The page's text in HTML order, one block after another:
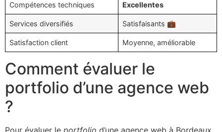
Compétences techniques Excellentes
Services diversifiés Satisfaisants 💼
Satisfaction client Moyenne, améliorable
Comment évaluer le
portfolio d’une agence web
?